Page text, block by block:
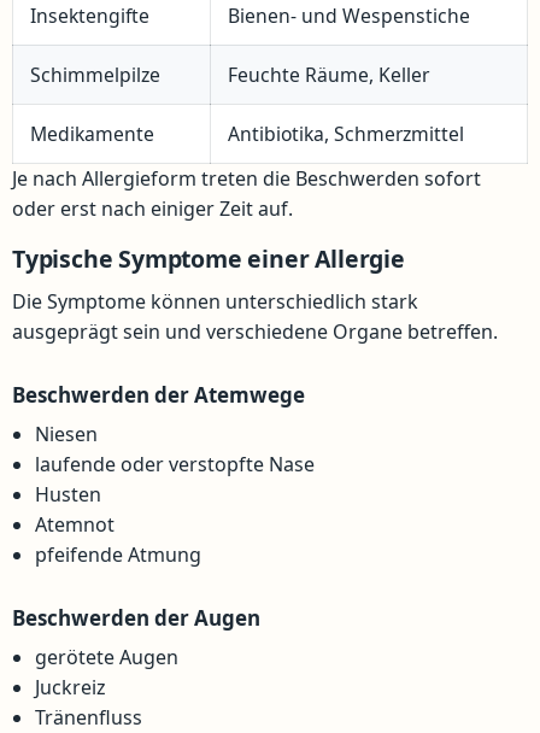
Insektengifte Bienen- und Wespenstiche
Schimmelpilze Feuchte Räume, Keller
Medikamente
Antibiotika, Schmerzmittel
Je nach Allergieform treten die Beschwerden sofort
oder erst nach einiger Zeit auf.
Typische Symptome einer Allergie
Die Symptome können unterschiedlich stark
ausgeprägt sein und verschiedene Organe betreffen.
Beschwerden der Atemwege
Niesen
laufende oder verstopfte Nase
Husten
Atemnot
pfeifende Atmung
Beschwerden der Augen
gerötete Augen
Juckreiz
Tränenfluss